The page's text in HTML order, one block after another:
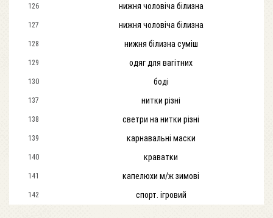
126 нижня чоловіча білизна
127 нижня чоловіча білизна
128 нижня білизна суміш
129 одяг для вагітних
130 боді
137 нитки різні
138 светри на нитки різні
139 карнавальні маски
140 краватки
141 капелюхи м/ж зимові
142 спорт. ігровий